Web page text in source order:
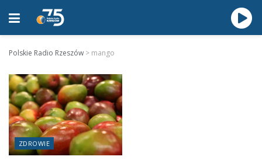
Polskie Radio Rzeszów > mango
ZDROWIE